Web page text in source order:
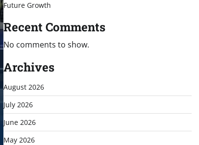
Future Growth
Recent Comments
No comments to show.
Archives
August 2026
July 2026
June 2026
May 2026